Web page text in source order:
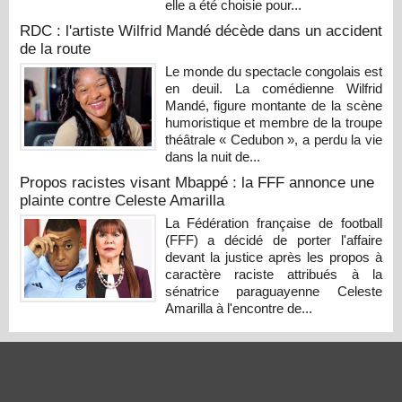
elle a été choisie pour...
RDC : l'artiste Wilfrid Mandé décède dans un accident
de la route
Le monde du spectacle congolais est
en deuil. La comédienne Wilfrid
Mandé, figure montante de la scène
humoristique et membre de la troupe
théâtrale « Cedubon », a perdu la vie
dans la nuit de...
Propos racistes visant Mbappé : la FFF annonce une
plainte contre Celeste Amarilla
La Fédération française de football
(FFF) a décidé de porter l'affaire
devant la justice après les propos à
caractère raciste attribués à la
sénatrice paraguayenne Celeste
Amarilla à l'encontre de...